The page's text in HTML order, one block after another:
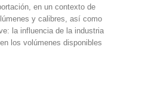
en un contexto de
y calibres, así como
la influencia de la industria
los volúmenes disponibles